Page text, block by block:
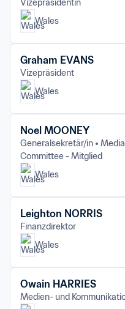
Vizepräsidentin
Wales
Graham EVANS
Vizepräsident
Wales
Noel MOONEY
Generalsekretär/in
Committee - Mitglied
Wales
Leighton NORRIS
Finanzdirektor
Wales
Owain HARRIES
Medien- und